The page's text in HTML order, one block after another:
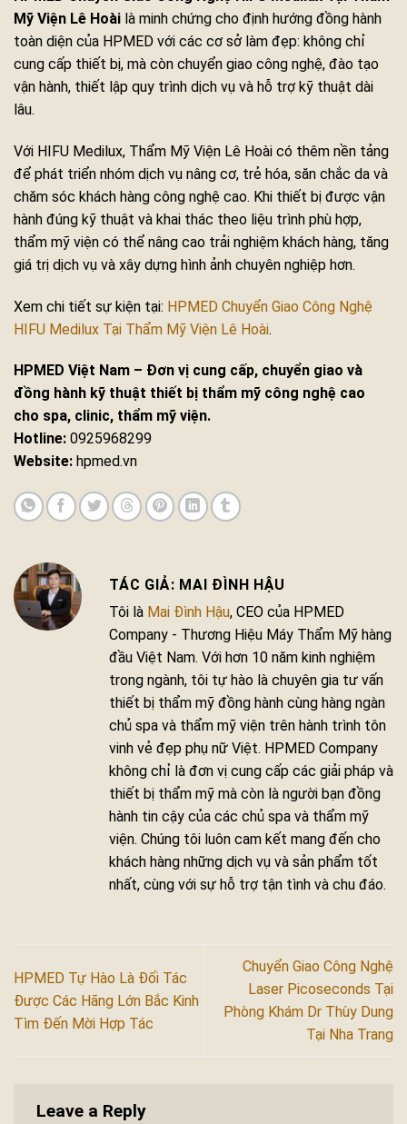
Mỹ Viện Lê Hoài là minh chứng cho định hướng đồng hành
toàn diện của HPMED với các cơ sở làm đẹp: không chỉ
cung cấp thiết bị, mà còn chuyển giao công nghệ, đào tạo
vận hành, thiết lập quy trình dịch vụ và hỗ trợ kỹ thuật dài
lâu.
Với HIFU Medilux, Thẩm Mỹ Viện Lê Hoài có thêm nền tảng
để phát triển nhóm dịch vụ nâng cơ, trẻ hóa, săn chắc da và
chăm sóc khách hàng công nghệ cao. Khi thiết bị được vận
hành đúng kỹ thuật và khai thác theo liệu trình phù hợp,
thẩm mỹ viện có thể nâng cao trải nghiệm khách hàng, tăng
giá trị dịch vụ và xây dựng hình ảnh chuyên nghiệp hơn.
Xem chi tiết sự kiện tại: HPMED Chuyển Giao Công Nghệ
HIFU Medilux Tại Thẩm Mỹ Viện Lê Hoài.
HPMED Việt Nam – Đơn vị cung cấp, chuyển giao và
đồng hành kỹ thuật thiết bị thẩm mỹ công nghệ cao
cho spa, clinic, thẩm mỹ viện.
Hotline: 0925968299
Website: hpmed.vn
MAI ĐÌNH HẬU
Tôi là Mai Đình Hậu, CEO của HPMED
Company - Thương Hiệu Máy Thẩm Mỹ hàng
đầu Việt Nam. Với hơn 10 năm kinh nghiệm
trong ngành, tôi tự hào là chuyên gia tư vấn
thiết bị thẩm mỹ đồng hành cùng hàng ngàn
chủ spa và thẩm mỹ viện trên hành trình tôn
vinh vẻ đẹp phụ nữ Việt. HPMED Company
không chỉ là đơn vị cung cấp các giải pháp và
thiết bị thẩm mỹ mà còn là người bạn đồng
hành tin cậy của các chủ spa và thẩm mỹ
viện. Chúng tôi luôn cam kết mang đến cho
khách hàng những dịch vụ và sản phẩm tốt
nhất, cùng với sự hỗ trợ tận tình và chu đáo.
HPMED Tự Hào Là Đối Tác
Được Các Hãng Lớn Bắc Kinh
Tìm Đến Mời Hợp Tác
Chuyển Giao Công Nghệ
Laser Picoseconds Tại
Phòng Khám Dr Thùy Dung
Tại Nha Trang
Leave a Reply